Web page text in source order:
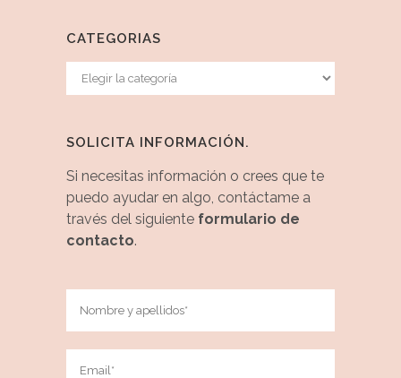
CATEGORIAS
Categorias
SOLICITA INFORMACIÓN.
Si necesitas información o crees que te
puedo ayudar en algo, contáctame a
través del siguiente formulario de
contacto.